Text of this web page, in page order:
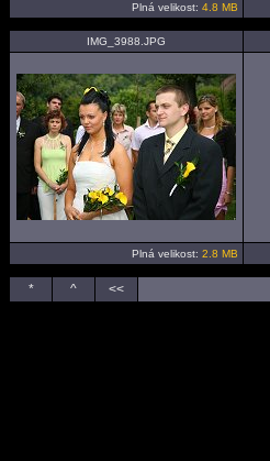
Plná velikost: 4.8 MB
IMG_3988.JPG
Plná velikost: 2.8 MB
* ^ <<